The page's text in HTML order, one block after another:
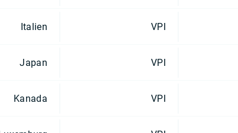
Italien VPI
Japan VPI
Kanada VPI